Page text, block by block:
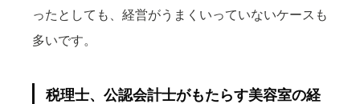
ったとしても、経営がうまくいっていないケースも
多いです。
税理士、公認会計士がもたらす美容室の経